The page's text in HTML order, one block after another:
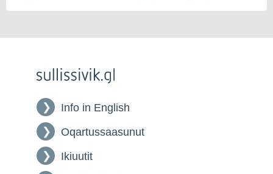
Info in English
Oqartussaasunut
Ikiuutit